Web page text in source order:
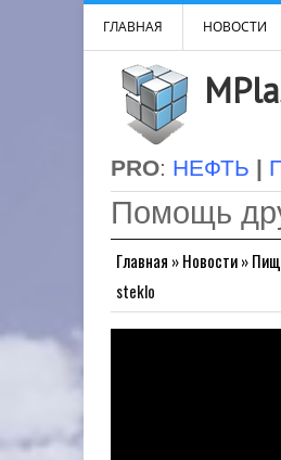
ГЛАВНАЯ НОВОСТИ
PRO: НЕФТЬ |
Помощь
Главная »Новости»
steklo